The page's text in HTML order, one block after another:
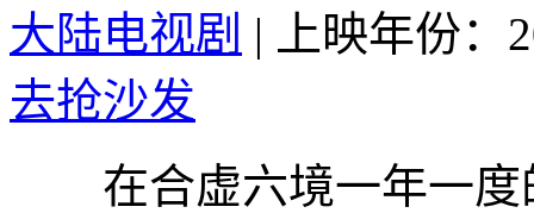
大陆电视剧 |
上映年份：
去抢沙发
在合虚六境一年一度